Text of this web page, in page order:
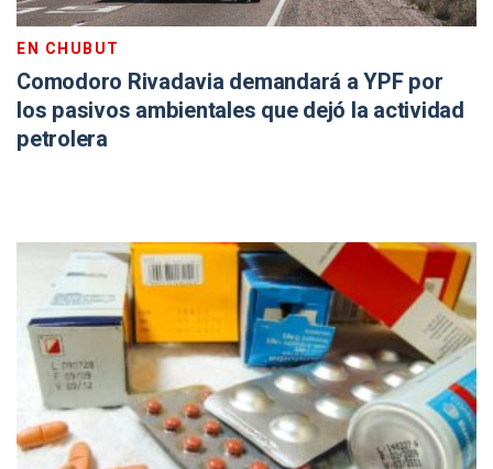
EN CHUBUT
Comodoro Rivadavia demandará a YPF por
los pasivos ambientales que dejó la actividad
petrolera